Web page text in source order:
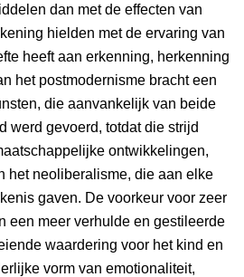
dan met de effecten van
hielden met de ervaring van
heeft aan erkenning, herkenning
het postmodernisme bracht een
die aanvankelijk van beide
werd gevoerd, totdat die strijd
ontwikkelingen,
het neoliberalisme, die aan elke
gaven. De voorkeur voor zeer
een meer verhulde en gestileerde
waardering voor het kind en
vorm van emotionaliteit,